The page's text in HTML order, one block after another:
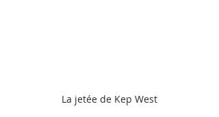
La jetée de Kep West